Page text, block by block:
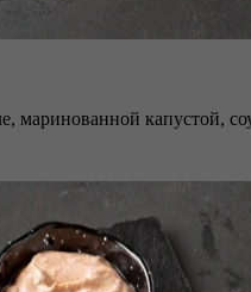
маринованной капустой,